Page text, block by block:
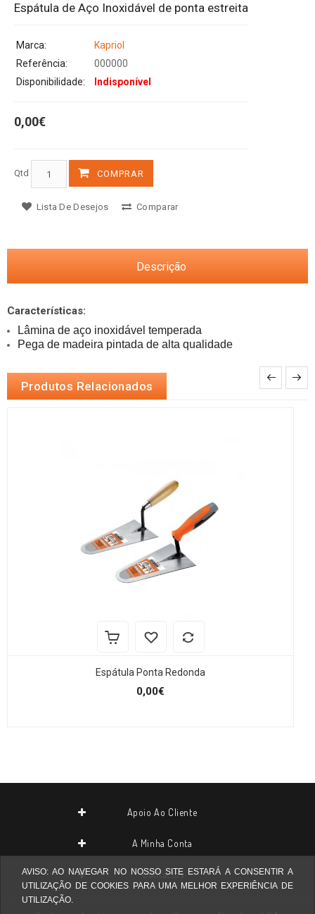
Espátula de Aço Inoxidável de ponta estreita
Marca:
Kapriol
Referência:
000000
Disponibilidade:
Indisponível
0,00€
Qtd COMPRAR
Lista De Desejos Comparar
Descrição
Características:
Pega de madeira pintada de alta qualidade
Produtos Relacionados
Espátula Ponta Redonda
0,00€
AVISO: AO NAVEGAR NO NOSSO SITE ESTARÁ A CONSENTIR A
UTILIZAÇÃO DE COOKIES PARA UMA MELHOR EXPERIÊNCIA DE
UTILIZAÇÃO.
Apoio Ao Cliente
A Minha Conta
Contactos